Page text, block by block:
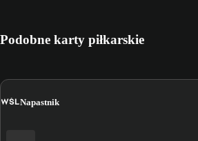
Podobne karty piłkarskie
WŚLNapastnik